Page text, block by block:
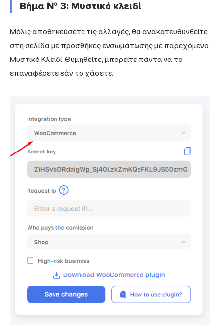
Βήμα № 3: Μυστικό κλειδί
Μόλις αποθηκεύσετε τις αλλαγές, θα ανακατευθυνθείτε
στη σελίδα με προσθήκες ενσωμάτωσης με παρεχόμενο
Μυστικό Κλειδί. Θυμηθείτε, μπορείτε πάντα να το
επαναφέρετε εάν το χάσετε.